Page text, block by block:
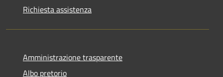
Richiesta assistenza
Amministrazione trasparente
Albo pretorio